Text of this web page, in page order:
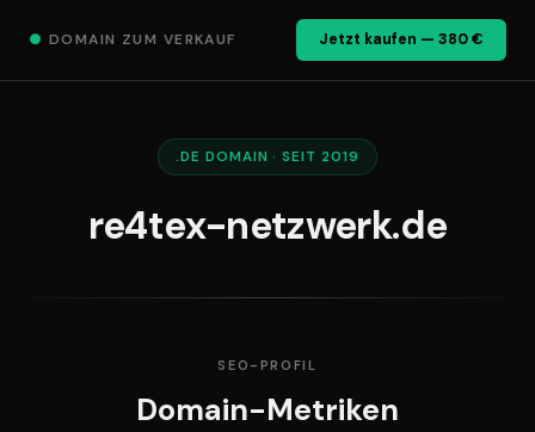
● DOMAIN ZUM VERKAUF Jetzt kaufen — 380 €
.DE DOMAIN · SEIT 2019
re4tex-netzwerk.de
SEO-PROFIL
Domain-Metriken